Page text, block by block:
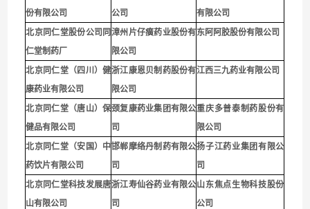
份有限公司
公司
有限公司
北京同仁堂股份公司同
仁堂制药厂
漳州片仔癀药业股份有
限公司
东阿阿胶股份有限公司
北京同仁堂（四川）健
康药业有限公司
浙江康恩贝制药股份有
限公司
江西三九药业有限公司
北京同仁堂（唐山）保
健品有限公司
颈复康药业集团有限公
司
重庆多普泰制药股份有
限公司
北京同仁堂（安国）中
药饮片有限公司
邯郸摩络丹制药有限公
司
扬子江药业集团有限公
司
北京同仁堂科技发展唐
山有限公司
浙江寿仙谷药业有限公
司
山东焦点生物科技股份
公司